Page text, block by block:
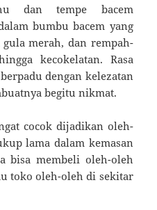
dan tempe bacem
bumbu bacem yang
merah, dan rempah-
kecokelatan. Rasa
dengan kelezatan
begitu nikmat.
cocok dijadikan oleh-
lama dalam kemasan
bisa membeli oleh-oleh
toko oleh-oleh di sekitar